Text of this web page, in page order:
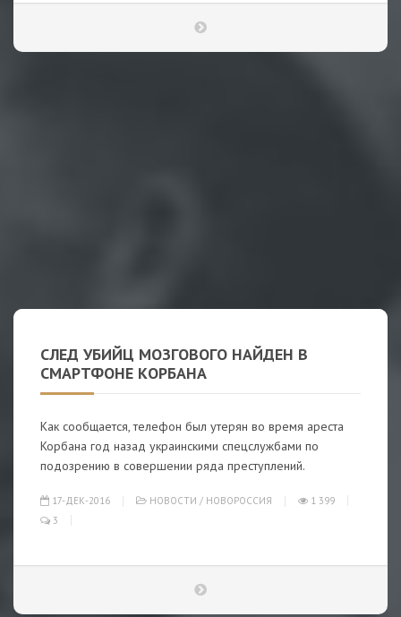
СЛЕД УБИЙЦ МОЗГОВОГО НАЙДЕН В
СМАРТФОНЕ КОРБАНА
Как сообщается, телефон был утерян во время ареста
Корбана год назад украинскими спецслужбами по
подозрению в совершении ряда преступлений.
17-ДЕК-2016 НОВОСТИ / НОВОРОССИЯ
1 399
3